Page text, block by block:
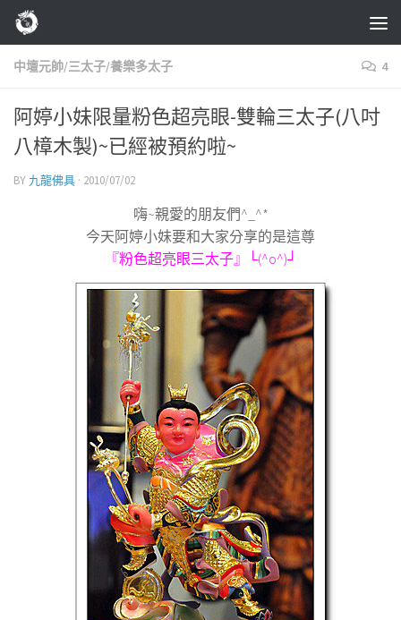
Skip to content
中壇元帥/三太子/養樂多太子 4
阿婷小妹限量粉色超亮眼-雙輪三太子(八吋
八樟木製)~已經被預約啦~
BY 九龍佛具 · 2010/07/02
嗨~親愛的朋友們^_^*
今天阿婷小妹要和大家分享的是這尊
『粉色超亮眼三太子』
└(^o^)┘